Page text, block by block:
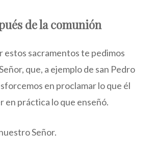
de la comunión
estos sacramentos te pedimos
que, a ejemplo de san Pedro
en proclamar lo que él
en práctica lo que enseñó.
Señor.